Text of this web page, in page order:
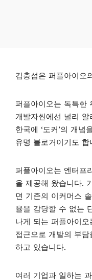
김충섭은 퍼플아이오
퍼플아이오는 독특한
개발자씬에선 널리
한국에 ‘도커’의 개
유명 블로거이기도 합
퍼플아이오는 엔터프
을 제공해 왔습니다.
면 기존의 이커머스
율을 감당할 수 없는
나게 되는 퍼플아이
접근으로 개발의 부
하고 있습니다.
여러 기업과 일하는